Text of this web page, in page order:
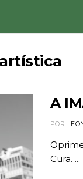
A
POR
Cura. ...